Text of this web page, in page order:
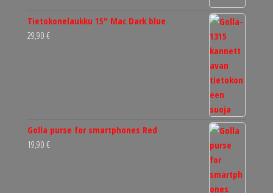
Tietokonelaukku 15" Mac Dark blue
29,90 €
Golla purse for smartphones Red
19,90 €